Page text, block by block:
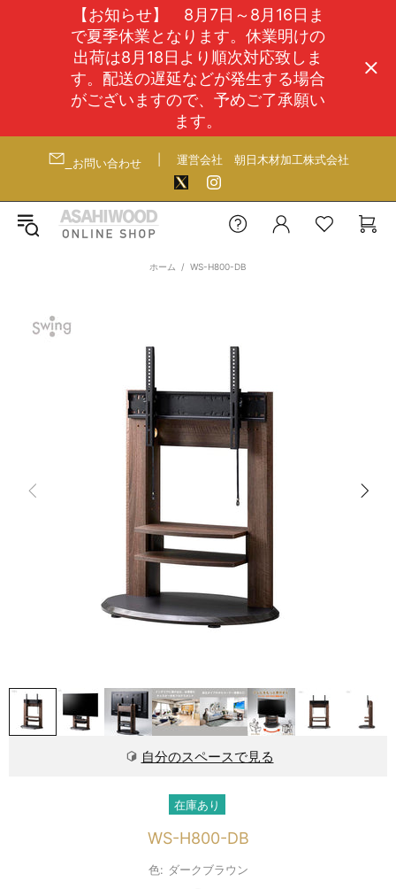
【お知らせ】 8月7日～8月16日ま
で夏季休業となります。休業明けの
出荷は8月18日より順次対応致しま
す。配送の遅延などが発生する場合
がございますので、予めご了承願い
ます。
お問い合わせ 運営会社 朝日木材加工株式会社
ホーム WS-H800-DB
自分のスペースで見る
在庫あり
WS-H800-DB
色: ダークブラウン